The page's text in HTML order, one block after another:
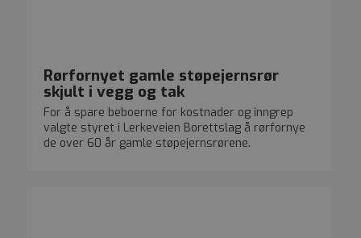
Rørfornyet gamle støpejernsrør
skjult i vegg og tak
For å spare beboerne for kostnader og inngrep
valgte styret i Lerkeveien Borettslag å rørfornye
de over 60 år gamle støpejernsrørene.